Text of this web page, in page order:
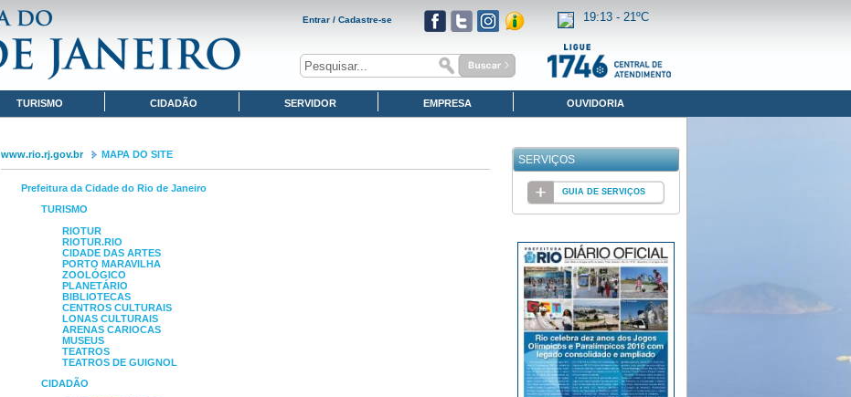
Entrar / Cadastre-se 19:13 -21ºC
TURISMO CIDADÃO SERVIDOR EMPRESA OUVIDORIA
www.rio.rj.gov.br MAPA DO SITE
Prefeitura da Cidade do Rio de Janeiro
TURISMO
RIOTUR
RIOTUR.RIO
CIDADE DAS ARTES
PORTO MARAVILHA
ZOOLÓGICO
PLANETÁRIO
BIBLIOTECAS
CENTROS CULTURAIS
LONAS CULTURAIS
ARENAS CARIOCAS
MUSEUS
TEATROS
TEATROS DE GUIGNOL
CIDADÃO
SERVIÇOS
GUIA DE SERVIÇOS